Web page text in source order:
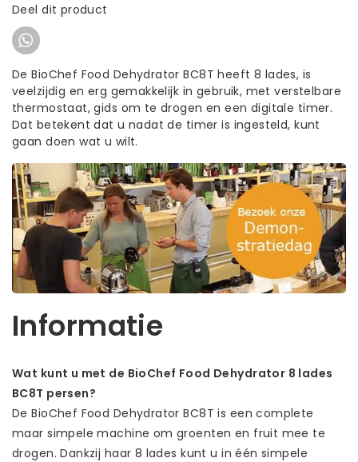
Deel dit product
De BioChef Food Dehydrator BC8T heeft 8 lades, is
veelzijdig en erg gemakkelijk in gebruik, met verstelbare
thermostaat, gids om te drogen en een digitale timer.
Dat betekent dat u nadat de timer is ingesteld, kunt
gaan doen wat u wilt.
Informatie
Wat kunt u met de BioChef Food Dehydrator 8 lades
BC8T persen?
De BioChef Food Dehydrator BC8T is een complete
maar simpele machine om groenten en fruit mee te
drogen. Dankzij haar 8 lades kunt u in één simpele